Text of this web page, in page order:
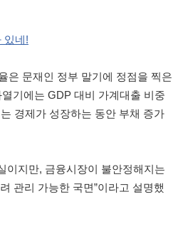
있네!
은 문재인 정부 말기에 정점을 찍은
기에는 GDP 대비 가계대출 비중
경제가 성장하는 동안 부채 증가
이지만, 금융시장이 불안정해지는
관리 가능한 국면”이라고 설명했